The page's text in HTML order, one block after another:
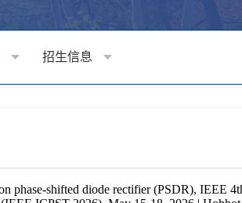
招生信息